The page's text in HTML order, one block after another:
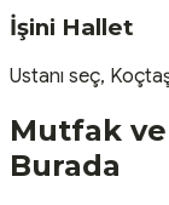
İşini Hallet
Ustanı seç,
Mutfak
Burada